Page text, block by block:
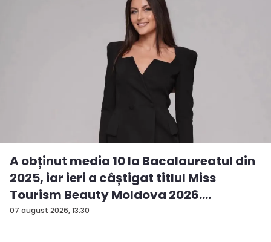
07 august 2026, 13:30
A obținut media 10 la Bacalaureatul din
2025, iar ieri a câștigat titlul Miss
Tourism Beauty Moldova 2026.
Andreea...